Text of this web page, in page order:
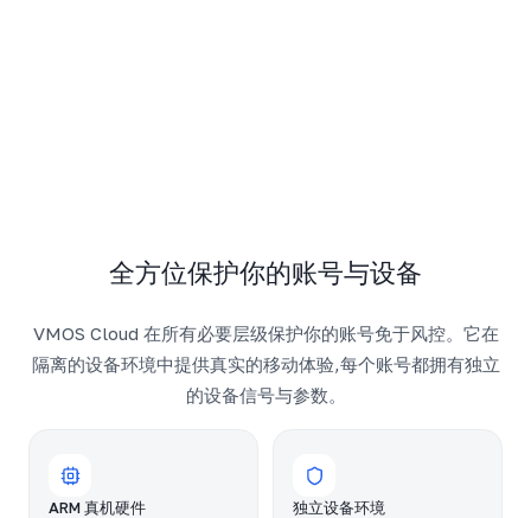
全方位保护你的账号与设备
VMOS Cloud 在所有必要层级保护你的账号免于风控。它在
隔离的设备环境中提供真实的移动体验,每个账号都拥有独立
的设备信号与参数。
ARM 真机硬件 独立设备环境